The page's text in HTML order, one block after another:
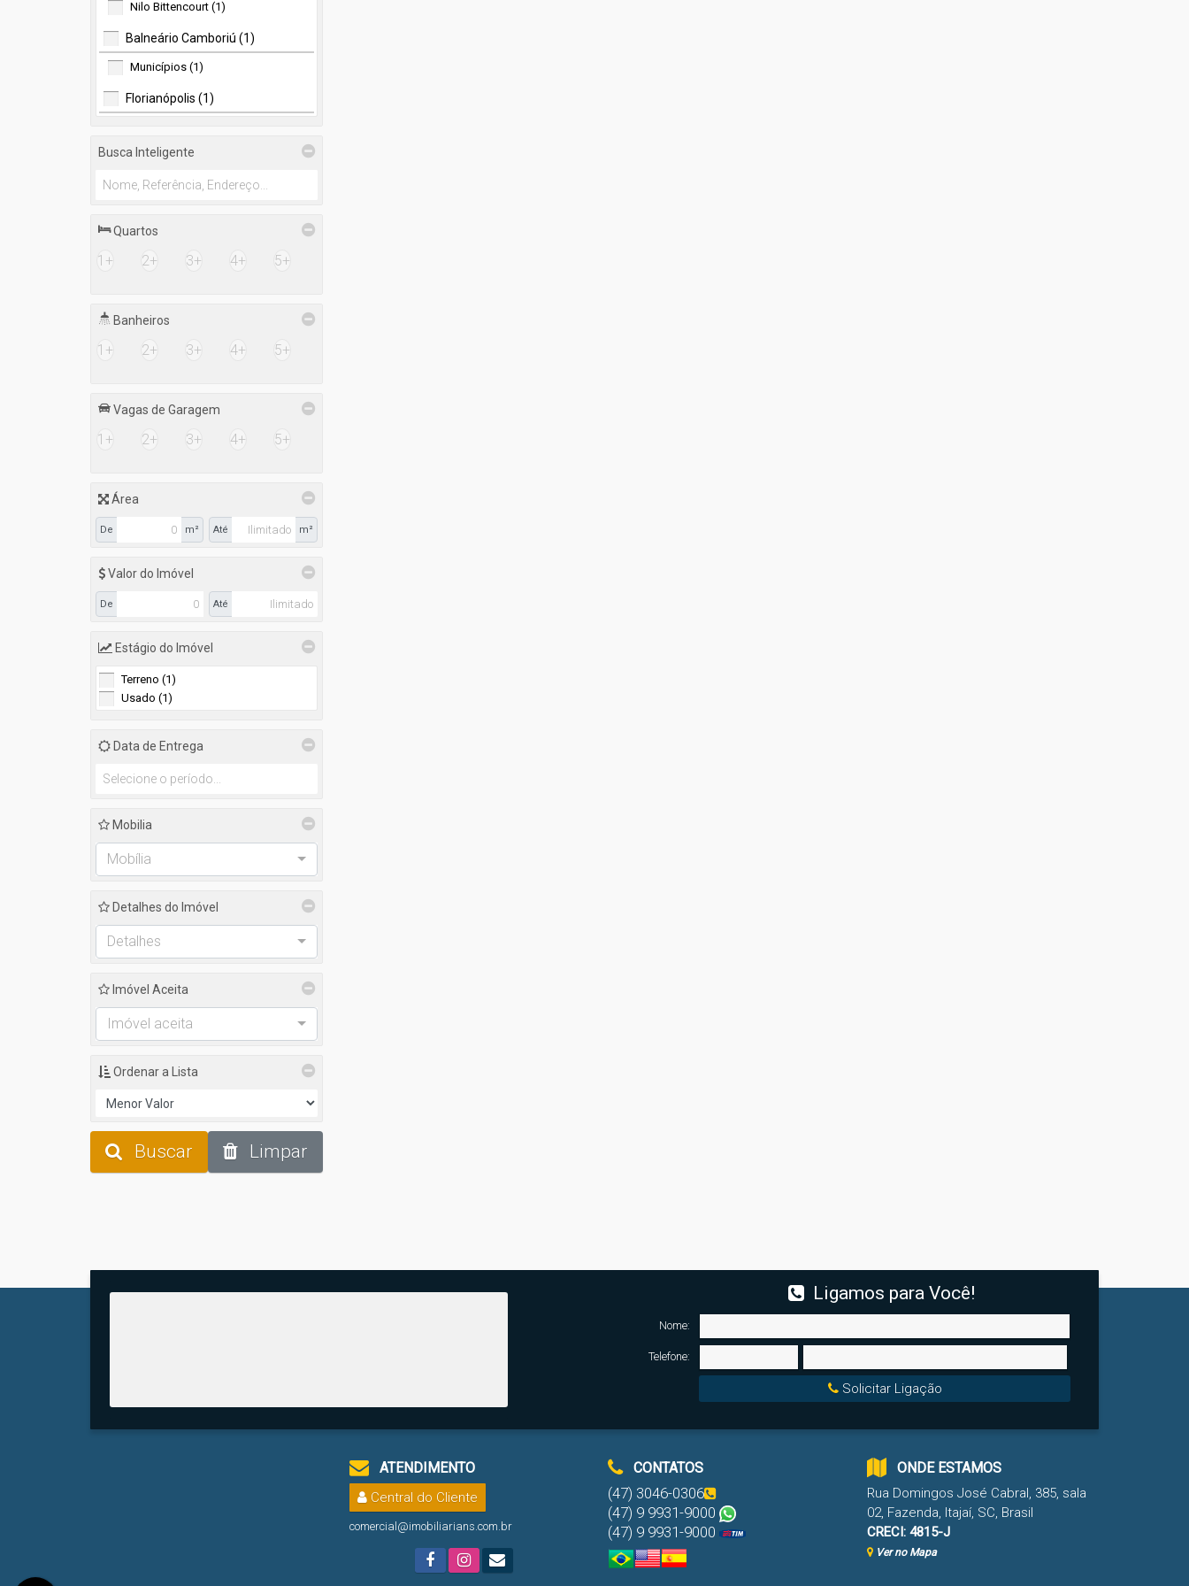
Nilo Bittencourt (1)
Balneário Camboriú (1)
Municípios (1)
Florianópolis (1)
Porto Belo (1)
Centro (1)
Busca Inteligente
Quartos
1+ 2+ 3+ 4+ 5+
Banheiros
1+ 2+ 3+ 4+ 5+
Vagas de Garagem
1+ 2+ 3+ 4+ 5+
Área
De m² Até m²
Valor do Imóvel
De Até
Estágio do Imóvel
Terreno (1)
Usado (1)
Data de Entrega
Mobilia
Mobília
Detalhes do Imóvel
Detalhes
Imóvel Aceita
Imóvel aceita
Ordenar a Lista
Buscar Limpar
Ligamos para Você!
Nome:
Telefone:
Solicitar Ligação
ATENDIMENTO
Central do Cliente
comercial@imobiliarians.com.br
CONTATOS
(47) 3046-0306
(47) 9 9931-9000
(47) 9 9931-9000
ONDE ESTAMOS
Rua Domingos José Cabral, 385, sala
02, Fazenda, Itajaí, SC, Brasil
CRECI: 4815-J
Ver no Mapa